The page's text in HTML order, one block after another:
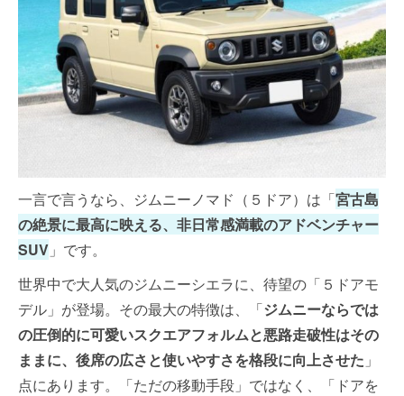
一言で言うなら、ジムニーノマド（５ドア）は「宮古島
の絶景に最高に映える、非日常感満載のアドベンチャー
SUV 」です。
世界中で大人気のジムニーシエラに、待望の「５ドアモ
デル」が登場。その最大の特徴は、「ジムニーならでは
の圧倒的に可愛いスクエアフォルムと悪路走破性はその
ままに、後席の広さと使いやすさを格段に向上させた 」
点にあります。「ただの移動手段」ではなく、「ドアを